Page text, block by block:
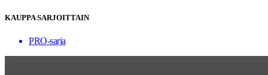
KAUPPA SARJOITTAIN
PRO-sarja